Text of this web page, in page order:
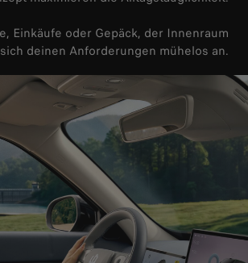
Einkäufe oder Gepäck, der Innenraum
deinen Anforderungen mühelos an.